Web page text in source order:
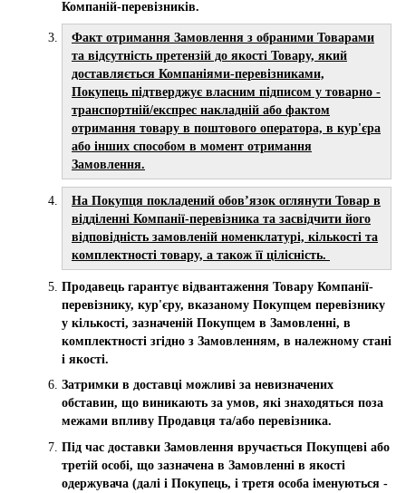
Компаній-перевізників.
Факт отримання Замовлення з обраними Товарами
та відсутність претензій до якості Товару, який
доставляється Компаніями-перевізниками,
Покупець підтверджує власним підписом у товарно -
транспортній/експрес накладній або фактом
отримання товару в поштового оператора, в кур'єра
або інших способом в момент отримання
Замовлення.
На Покупця покладений обов’язок оглянути Товар в
відділенні Компанії-перевізника та засвідчити його
відповідність замовленій номенклатурі, кількості та
комплектності товару, а також її цілісність.
Продавець гарантує відвантаження Товару Компанії-
перевізнику, кур'єру, вказаному Покупцем перевізнику
у кількості, зазначеній Покупцем в Замовленні, в
комплектності згідно з Замовленням, в належному стані
і якості.
Затримки в доставці можливі за невизначених
обставин, що виникають за умов, які знаходяться поза
межами впливу Продавця та/або перевізника.
Під час доставки Замовлення вручається Покупцеві або
третій особі, що зазначена в Замовленні в якості
одержувача (далі і Покупець, і третя особа іменуються -